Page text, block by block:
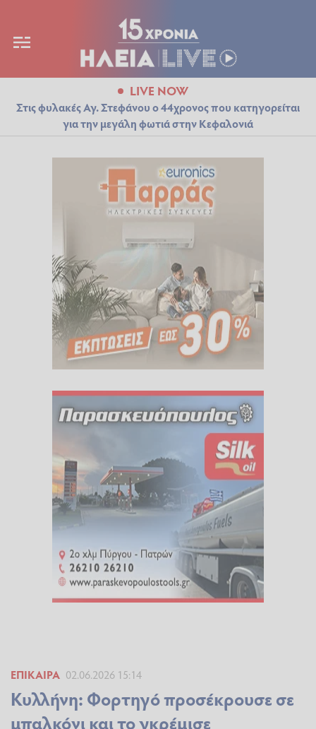
LIVE NOW
Στις φυλακές Αγ. Στεφάνου ο 44χρονος που κατηγορείται
για την μεγάλη φωτιά στην Κεφαλονιά
ΕΠΊΚΑΙΡΑ 02.06.2026 15:14
Κυλλήνη: Φορτηγό προσέκρουσε σε
μπαλκόνι και το γκρέμισε